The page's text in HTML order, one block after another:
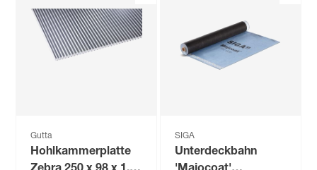
Gutta
Hohlkammerplatte
SIGA
Unterdeckbahn